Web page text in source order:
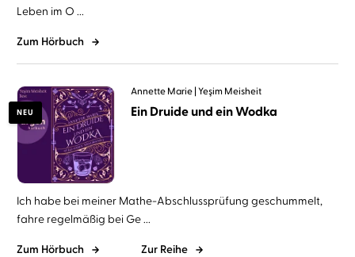
Leben im O ...
Zum Hörbuch
NEU
Annette Marie Yeşim Meisheit
Ein Druide und ein Wodka
Ich habe bei meiner Mathe-Abschlussprüfung geschummelt,
fahre regelmäßig bei Ge ...
Zum Hörbuch Zur Reihe